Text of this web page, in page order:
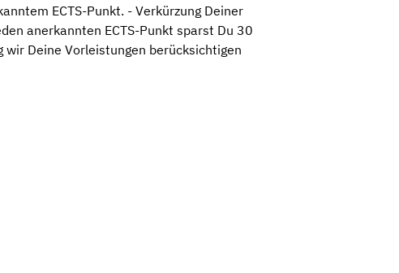
ECTS-Punkt. - Verkürzung Deiner
anerkannten ECTS-Punkt sparst Du 30
wir Deine Vorleistungen berücksichtigen